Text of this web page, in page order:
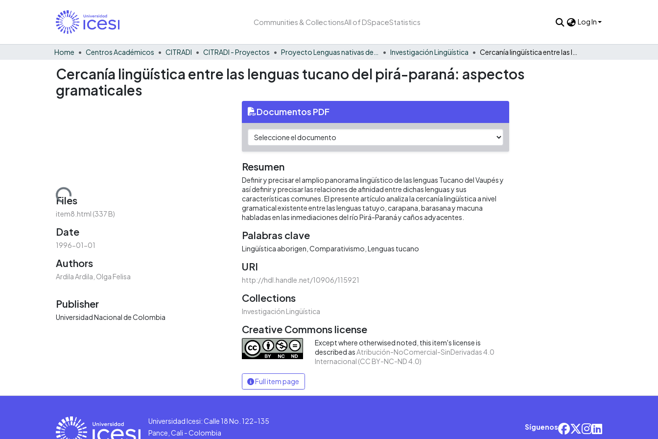
Communities & CollectionsAll of DSpaceStatistics Log In
Home Centros Académicos CITRADI CITRADI - Proyectos Investigación Lingüística
Cercanía lingüística entre las lenguas tucano del pirá-paraná: aspectos
gramaticales
Loading...
Files
item8.html (337 B)
Date
1996-01-01
Authors
Ardila Ardila, Olga Felisa
Publisher
Universidad Nacional de Colombia
Documentos PDF
Resumen
Definir y precisar el amplio panorama lingüístico de las lenguas Tucano del Vaupés y
así definir y precisar las relaciones de afinidad entre dichas lenguas y sus
características comunes. El presente artículo analiza la cercanía lingüística a nivel
gramatical existente entre las lenguas tatuyo, carapana, barasana y macuna
habladas en las inmediaciones del río Pirá-Paraná y caños adyacentes.
Palabras clave
Lingüística aborigen Comparativismo Lenguas tucano
URI
http://hdl.handle.net/10906/115921
Collections
Investigación Lingüística
Creative Commons license
Except where otherwised noted, this item's license is
described as Atribución-NoComercial-SinDerivadas 4.0
Internacional (CC BY-NC-ND 4.0)
Full item page
Universidad Icesi: Calle 18 No. 122-135
Pance, Cali - Colombia
Síguenos